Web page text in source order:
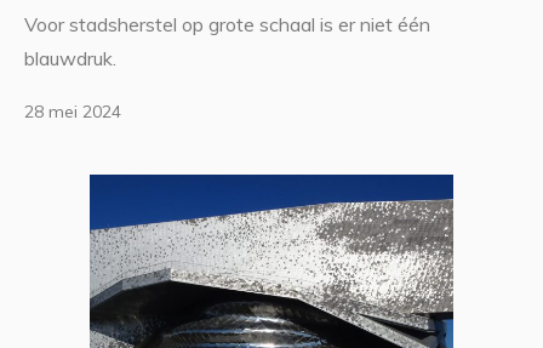
Voor stadsherstel op grote schaal is er niet één
blauwdruk.
28 mei 2024